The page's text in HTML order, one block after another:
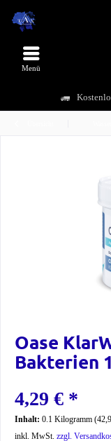
Menü
Oase
Bakterien
4,29 € *
Inhalt: 0.1 Kilogramm
inkl. MwSt. zzgl.